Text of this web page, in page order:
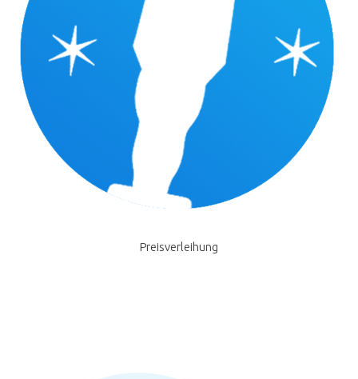
Preisverleihung